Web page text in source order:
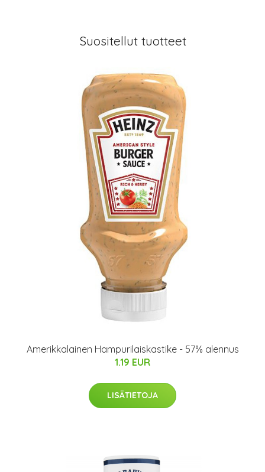
Suositellut tuotteet
Amerikkalainen Hampurilaiskastike - 57% alennus
1.19 EUR
LISÄTIETOJA